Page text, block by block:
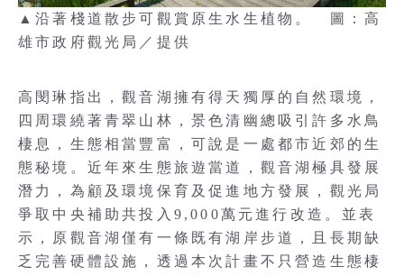
▲沿著棧道散步可觀賞原生水生植物。 圖：高
雄市政府觀光局／提供
高閔琳指出，觀音湖擁有得天獨厚的自然環境，
四周環繞著青翠山林，景色清幽總吸引許多水鳥
棲息，生態相當豐富，可說是一處都市近郊的生
態秘境。近年來生態旅遊當道，觀音湖極具發展
潛力，為顧及環境保育及促進地方發展，觀光局
爭取中央補助共投入9,000萬元進行改造。並表
示，原觀音湖僅有一條既有湖岸步道，且長期缺
乏完善硬體設施，透過本次計畫不只營造生態棲